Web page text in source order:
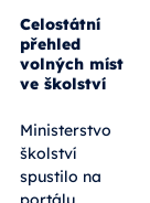
Celostátní
přehled
volných míst
ve školství
Ministerstvo
školství
spustilo na